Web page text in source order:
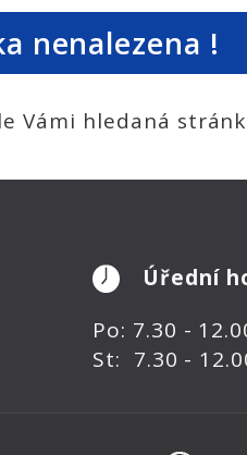
nenalezena !
Vámi hledaná
Úřední
Po: 7.30 -
St: 7.30 -